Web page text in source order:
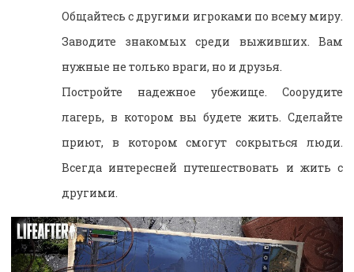
Общайтесь с другими игроками по всему миру.
Заводите знакомых среди выживших. Вам
нужные не только враги, но и друзья.
Постройте надежное убежище. Соорудите
лагерь, в котором вы будете жить. Сделайте
приют, в котором смогут сокрыться люди.
Всегда интересней путешествовать и жить с
другими.